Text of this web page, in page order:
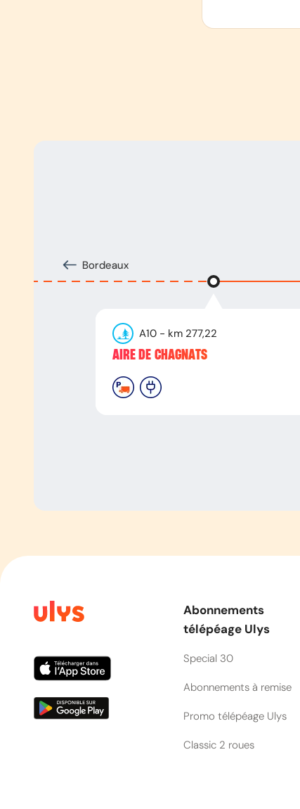
Bordeaux
A10 - km 277,22
AIRE DE CHAGNATS
Abonnements
télépéage Ulys
Special 30
Abonnements à remise
Promo télépéage Ulys
Classic 2 roues